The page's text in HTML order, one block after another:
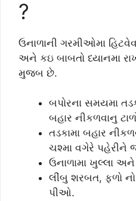
?
ઉનાળાની ગરમીઓમા
અને કઇ બાબતો ધ્યાનમા
મુજબ છે.
બપોરના સમયમા
બહાર નીકળવાનુ
તડકામા બહાર
ચશ્મા વગેરે પહેરીને
ઉનાળામા ખુલ્લા અને
લીંબુ શરબત, ફળો
પીઓ.